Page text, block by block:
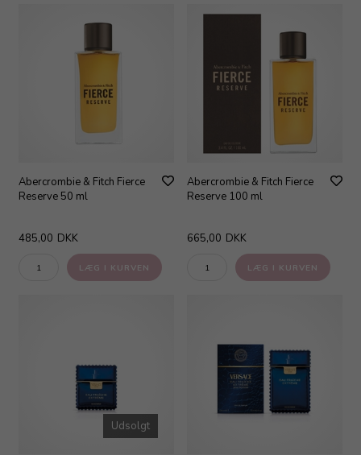
Abercrombie & Fitch Fierce
Reserve 50 ml
485,00 DKK
Abercrombie & Fitch Fierce
Reserve 100 ml
665,00 DKK
Udsolgt